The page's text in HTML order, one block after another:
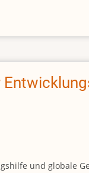
und globale